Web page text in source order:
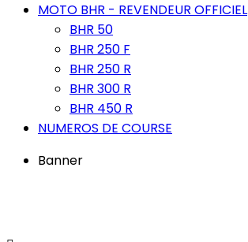
MOTO BHR - REVENDEUR OFFICIEL
BHR 50
BHR 250 F
BHR 250 R
BHR 300 R
BHR 450 R
NUMEROS DE COURSE
Banner